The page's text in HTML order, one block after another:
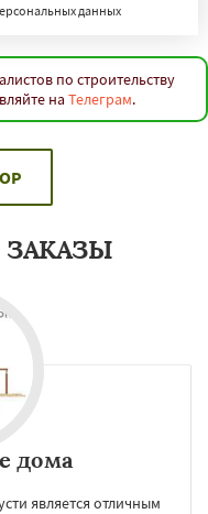
данных
по строительству
на Телеграм.
дома
является отличным